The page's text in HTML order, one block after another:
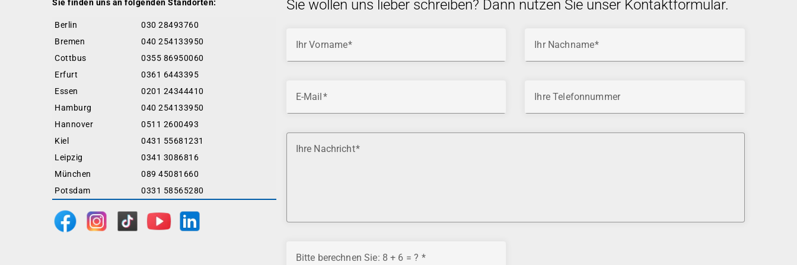
Sie finden uns an folgenden Standorten:
Berlin
030 28493760
Bremen
040 254133950
Cottbus
0355 86950060
Erfurt
0361 6443395
Essen
0201 24344410
Hamburg
040 254133950
Hannover
0511 2600493
Kiel
0431 55681231
Leipzig
0341 3086816
München
089 45081660
Potsdam
0331 58565280
Sie wollen uns lieber schreiben? Dann nutzen Sie unser Kontaktformular.
Ihr Vorname Ihr Nachname
E-Mail Ihre Telefonnummer
Ihre Nachricht
Bitte berechnen Sie: 8 + 6 = ?